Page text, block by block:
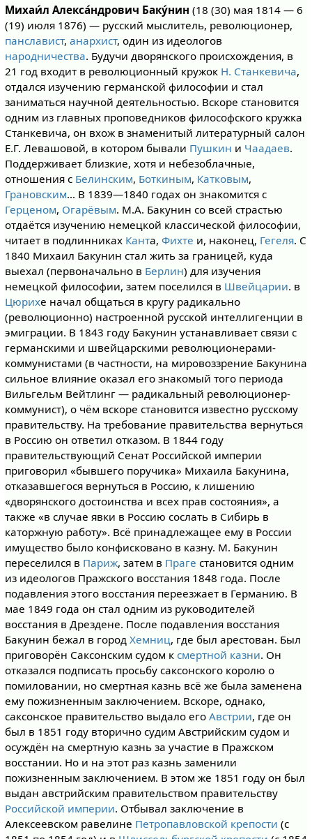
Михаи́л Алекса́ндрович Баку́нин (18 (30) мая 1814 — 6
(19) июля 1876) — русский мыслитель, революционер,
панславист, анархист, один из идеологов
народничества. Будучи дворянского происхождения, в
21 год входит в революционный кружок Н. Станкевича,
отдался изучению германской философии и стал
заниматься научной деятельностью. Вскоре становится
одним из главных проповедников философского кружка
Станкевича, он вхож в знаменитый литературный салон
Е.Г. Левашовой, в котором бывали Пушкин и Чаадаев.
Поддерживает близкие, хотя и небезоблачные,
отношения с Белинским, Боткиным, Катковым,
Грановским… В 1839—1840 годах он знакомится с
Герценом, Огарёвым. М.А. Бакунин cо всей страстью
отдаётся изучению немецкой классической философии,
читает в подлинниках Канта, Фихте и, наконец, Гегеля. С
1840 Михаил Бакунин стал жить за границей, куда
выехал (первоначально в Берлин) для изучения
немецкой философии, затем поселился в Швейцарии. в
Цюрихе начал общаться в кругу радикально
(революционно) настроенной русской интеллигенции в
эмиграции. В 1843 году Бакунин устанавливает связи с
германскими и швейцарскими революционерами-
коммунистами (в частности, на мировоззрение Бакунина
сильное влияние оказал его знакомый того периода
Вильгельм Вейтлинг — радикальный революционер-
коммунист), о чём вскоре становится известно русскому
правительству. На требование правительства вернуться
в Россию он ответил отказом. В 1844 году
правительствующий Сенат Российской империи
приговорил «бывшего поручика» Михаила Бакунина,
отказавшегося вернуться в Россию, к лишению
«дворянского достоинства и всех прав состояния», а
также «в случае явки в Россию сослать в Сибирь в
каторжную работу». Всё принадлежащее ему в России
имущество было конфисковано в казну. М. Бакунин
переселился в Париж, затем в Праге становится одним
из идеологов Пражского восстания 1848 года. После
подавления этого восстания переезжает в Германию. В
мае 1849 года он стал одним из руководителей
восстания в Дрездене. После подавления восстания
Бакунин бежал в город Хемниц, где был арестован. Был
приговорён Саксонским судом к смертной казни. Он
отказался подписать просьбу саксонского королю о
помиловании, но смертная казнь всё же была заменена
ему пожизненным заключением. Вскоре, однако,
саксонское правительство выдало его Австрии, где он
был в 1851 году вторично судим Австрийским судом и
осуждён на смертную казнь за участие в Пражском
восстании. Но и на этот раз казнь заменили
пожизненным заключением. В этом же 1851 году он был
выдан австрийским правительством правительству
Российской империи. Отбывал заключение в
Алексеевском равелине Петропавловской крепости (с